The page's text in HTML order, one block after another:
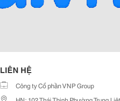
LIÊN HỆ
Công ty Cổ phần VNP Group